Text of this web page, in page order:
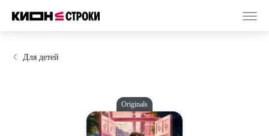
Для детей
Originals